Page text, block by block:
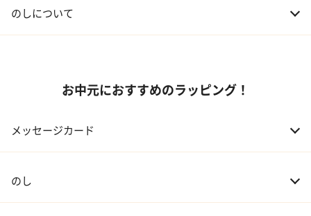
04 会社の上司 5,000円程度
のしについて
お中元におすすめのラッピング！
メッセージカード
のし